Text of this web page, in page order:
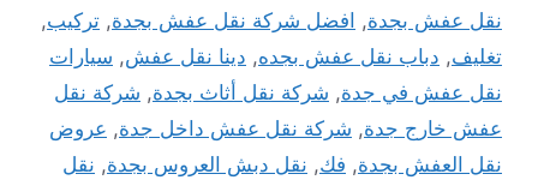
نقل عفش بجدة, افضل شركة نقل عفش بجدة, تركيب,
تغليف, دباب نقل عفش بجده, دينا نقل عفش, سيارات
نقل عفش في جدة, شركة نقل أثاث بجدة, شركة نقل
عفش خارج جدة, شركة نقل عفش داخل جدة, عروض
نقل العفش بجدة, فك, نقل دبش العروس بجدة, نقل